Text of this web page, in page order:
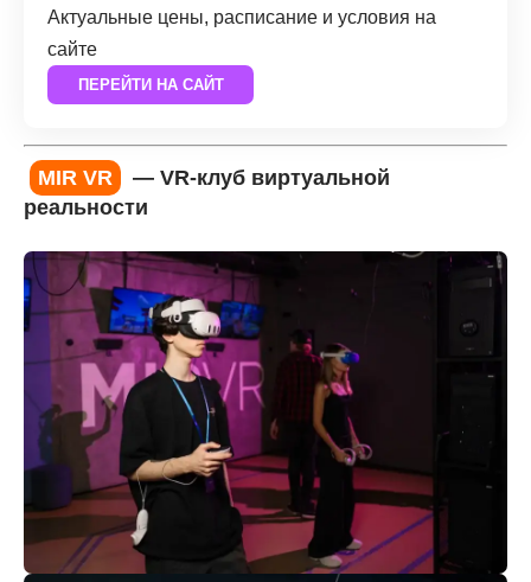
Актуальные цены, расписание и условия на
сайте
ПЕРЕЙТИ НА САЙТ
MIR VR
— VR-клуб виртуальной
реальности